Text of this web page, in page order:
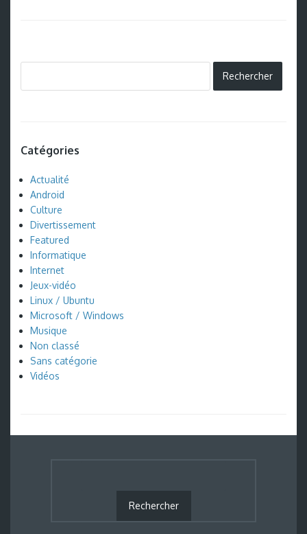
Catégories
Actualité
Android
Culture
Divertissement
Featured
Informatique
Internet
Jeux-vidéo
Linux / Ubuntu
Microsoft / Windows
Musique
Non classé
Sans catégorie
Vidéos